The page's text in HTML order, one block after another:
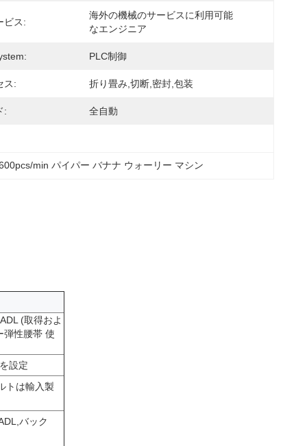
ビス:
海外の機械のサービスに利用可能
なエンジニア
PLC制御
ス: 折り畳み,切断,密封,包装
: 全自動
min パイパー バナナ ウォーリー マシン
(取得およ
弾性腰帯 使
設定
トは輸入製
バック